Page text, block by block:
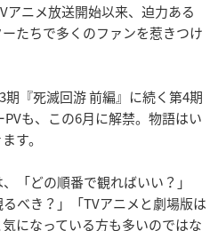
アニメ放送開始以来、迫力ある
たちで多くのファンを惹きつけ
『死滅回游 前編』に続く第4期
PVも、この6月に解禁。物語はい
す。
「どの順番で観ればいい？」
べき？」「TVアニメと劇場版は
になっている方も多いのではな